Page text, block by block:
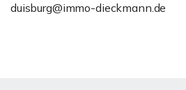
duisburg@immo-dieckmann.de